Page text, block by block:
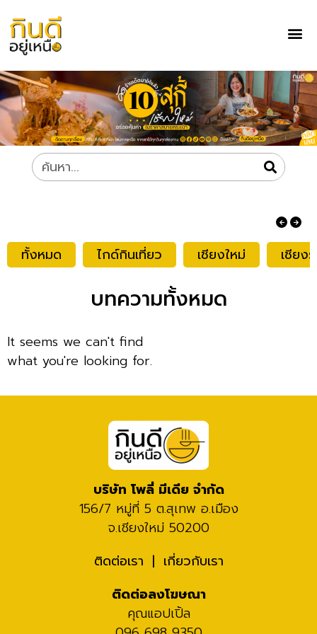
ทั้งหมด ไกด์กินเที่ยว เชียงใหม่ เชียง
บทความทั้งหมด
It seems we can't find
what you're looking for.
บริษัท โพลี่ มีเดีย จำกัด
156/7 หมู่ที่ 5 ต.สุเทพ อ.เมือง
จ.เชียงใหม่ 50200
ติดต่อเรา
เกี่ยวกับเรา
ติดต่อลงโฆษณา
คุณแอปเปิ้ล